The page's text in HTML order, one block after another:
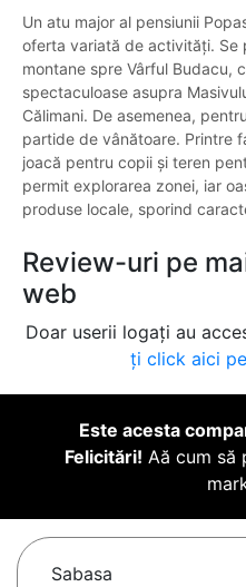
Un atu major al pensiunii
oferta variată de activități. Se
montane spre Vârful Budacu,
spectaculoase asupra
Călimani. De asemenea,
partide de vânătoare. Printre
joacă pentru copii și teren
permit explorarea zonei, iar
produse locale, sporind
Review-uri pe
web
Doar userii logați au
ți click aici
Este acesta
Felicitări! Aă cum să
Sabasa